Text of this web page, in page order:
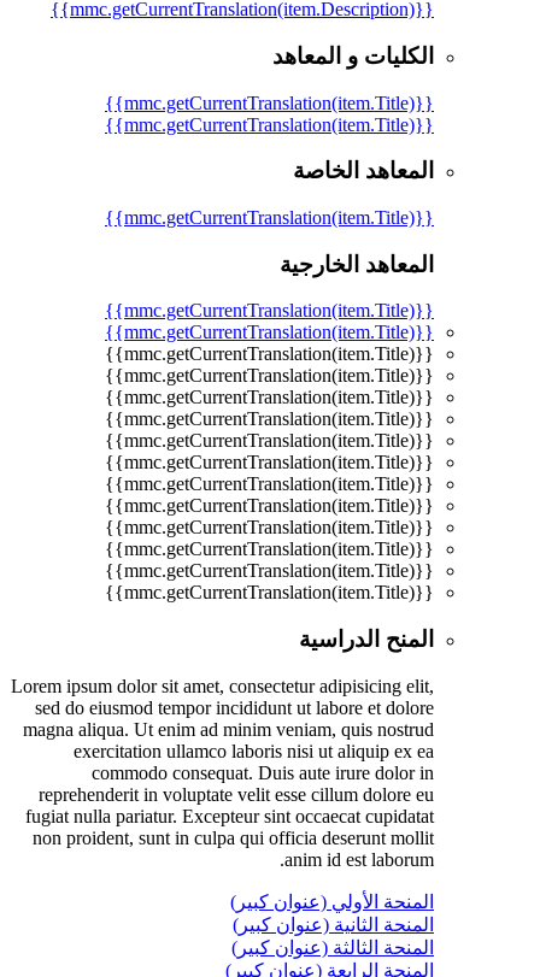
{{mmc.getCurrentTranslation(item.Description)}}
الكليات و المعاهد
{{mmc.getCurrentTranslation(item.Title)}}
{{mmc.getCurrentTranslation(item.Title)}}
المعاهد الخاصة
{{mmc.getCurrentTranslation(item.Title)}}
المعاهد الخارجية
{{mmc.getCurrentTranslation(item.Title)}}
{{mmc.getCurrentTranslation(item.Title)}}
{{mmc.getCurrentTranslation(item.Title)}}
{{mmc.getCurrentTranslation(item.Title)}}
{{mmc.getCurrentTranslation(item.Title)}}
{{mmc.getCurrentTranslation(item.Title)}}
{{mmc.getCurrentTranslation(item.Title)}}
{{mmc.getCurrentTranslation(item.Title)}}
{{mmc.getCurrentTranslation(item.Title)}}
{{mmc.getCurrentTranslation(item.Title)}}
{{mmc.getCurrentTranslation(item.Title)}}
{{mmc.getCurrentTranslation(item.Title)}}
{{mmc.getCurrentTranslation(item.Title)}}
{{mmc.getCurrentTranslation(item.Title)}}
المنح الدراسية
Lorem ipsum dolor sit amet, consectetur adipisicing elit,
sed do eiusmod tempor incididunt ut labore et dolore
magna aliqua. Ut enim ad minim veniam, quis nostrud
exercitation ullamco laboris nisi ut aliquip ex ea
commodo consequat. Duis aute irure dolor in
reprehenderit in voluptate velit esse cillum dolore eu
fugiat nulla pariatur. Excepteur sint occaecat cupidatat
non proident, sunt in culpa qui officia deserunt mollit
anim id est laborum.
المنحة الأولي (عنوان كبير)
المنحة الثانية (عنوان كبير)
المنحة الثالثة (عنوان كبير)
المنحة الرابعة (عنوان كبير)